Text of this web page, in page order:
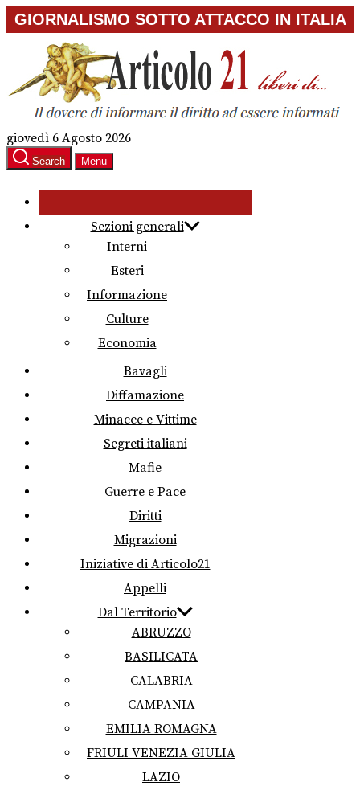
Skip
to
content
GIORNALISMO SOTTO ATTACCO IN ITALIA
giovedì 6 Agosto 2026
Search Menu
Sezioni generali
Interni
Esteri
Informazione
Culture
Economia
Bavagli
Diffamazione
Minacce e Vittime
Segreti italiani
Mafie
Guerre e Pace
Diritti
Migrazioni
Iniziative di Articolo21
Appelli
Dal Territorio
ABRUZZO
BASILICATA
CALABRIA
CAMPANIA
EMILIA ROMAGNA
FRIULI VENEZIA GIULIA
LAZIO